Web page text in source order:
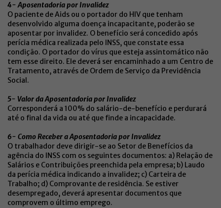
4- Aposentadoria por Invalidez
O paciente de Aids ou o portador do HIV que tenham
desenvolvido alguma doença incapacitante, poderão se
aposentar por invalidez. O benefício será concedido após
perícia médica realizada pelo INSS, que constate essa
condição. O portador do vírus que esteja assintomático não
tem esse direito. Ele deverá ser encaminhado a um Centro de
Tratamento, através de Ordem de Serviço da Previdência
Social.
5- Valor da Aposentadoria por Invalidez
Corresponderá a 100% do salário-de-benefício e perdurará
até o final da vida ou até que finde a incapacidade.
6- Como Receber a Aposentadoria por Invalidez
O trabalhador deve dirigir-se ao Setor de Benefícios da
agência do INSS com os seguintes documentos: a) Relação de
Salários e Contribuições preenchida pela empresa; b) Laudo
da perícia médica indicando a invalidez; c) Carteira de
Trabalho; d) Comprovante de residência. Se estiver
desempregado, deverá apresentar documentos que
comprovem o último emprego.